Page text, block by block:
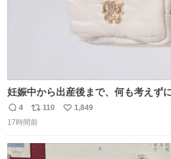
妊娠中から出産後まで、何も考えず
ようなショルダーバッグが欲しいな
ど snidelでめちゃくちゃピッタリな
🥹 しかもスマホ入れ独立してるしフ
返
信
4
リ
ポ
110
い
1,849
17時間前